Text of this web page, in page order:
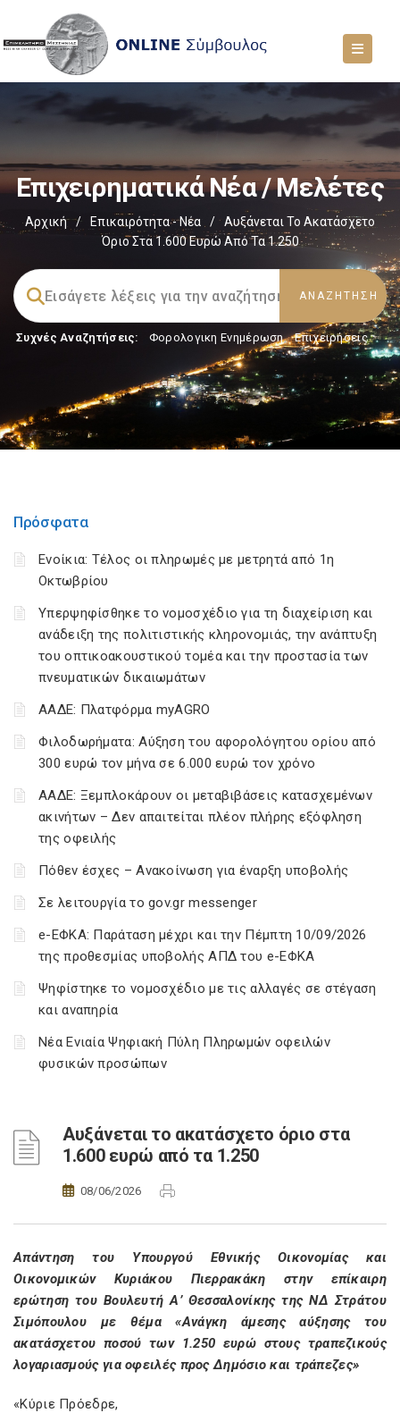
Επιχειρηματικά Νέα / Μελέτες
Αρχική / Επικαιρότητα - Νέα /
Αυξάνεται Το Ακατάσχετο
Όριο Στα 1.600 Ευρώ Από Τα 1.250
Συχνές Αναζητήσεις: Φορολογικη Ενημέρωση, Επιχειρήσεις
Πρόσφατα
Ενοίκια: Τέλος οι πληρωμές με μετρητά από 1η
Οκτωβρίου
Υπερψηφίσθηκε το νομοσχέδιο για τη διαχείριση και
ανάδειξη της πολιτιστικής κληρονομιάς, την ανάπτυξη
του οπτικοακουστικού τομέα και την προστασία των
πνευματικών δικαιωμάτων
ΑΑΔΕ: Πλατφόρμα myAGRO
Φιλοδωρήματα: Αύξηση του αφορολόγητου ορίου από
300 ευρώ τον μήνα σε 6.000 ευρώ τον χρόνο
ΑΑΔΕ: Ξεμπλοκάρουν οι μεταβιβάσεις κατασχεμένων
ακινήτων – Δεν απαιτείται πλέον πλήρης εξόφληση
της οφειλής
Πόθεν έσχες – Ανακοίνωση για έναρξη υποβολής
Σε λειτουργία το gov.gr messenger
e-ΕΦΚΑ: Παράταση μέχρι και την Πέμπτη 10/09/2026
της προθεσμίας υποβολής ΑΠΔ του e-ΕΦΚΑ
Ψηφίστηκε το νομοσχέδιο με τις αλλαγές σε στέγαση
και αναπηρία
Νέα Ενιαία Ψηφιακή Πύλη Πληρωμών οφειλών
φυσικών προσώπων
Αυξάνεται το ακατάσχετο όριο στα
1.600 ευρώ από τα 1.250
08/06/2026
Απάντηση του Υπουργού Εθνικής Οικονομίας και
Οικονομικών Κυριάκου Πιερρακάκη στην επίκαιρη
ερώτηση του Βουλευτή Α’ Θεσσαλονίκης της ΝΔ Στράτου
Σιμόπουλου με θέμα «Ανάγκη άμεσης αύξησης του
ακατάσχετου ποσού των 1.250 ευρώ στους τραπεζικούς
λογαριασμούς για οφειλές προς Δημόσιο και τράπεζες»
«Κύριε Πρόεδρε,